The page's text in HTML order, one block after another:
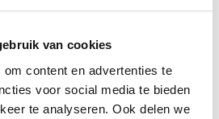
van cookies
content en advertenties te
voor social media te bieden
te analyseren. Ook delen we
cP